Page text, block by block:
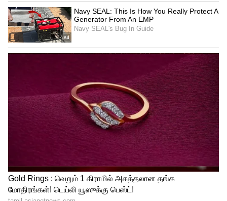
3
Asianet News
யாருக்கு லாபம்? – அதிர்ஷ்ட பலன்கள்
1. அரசு வேலை மற்றும் அரசியலில்
இருப்பவர்களுக்குப் பெரும் லாபம்!
சூரியனின் பலத்தால், அரசு வேலைக்குத்